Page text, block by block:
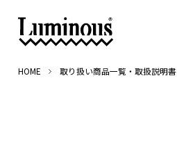
HOME 取り扱い商品一覧・取扱説明書